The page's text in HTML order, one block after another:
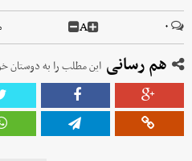
۰ A
هم رسانی این مطلب را به دوستان